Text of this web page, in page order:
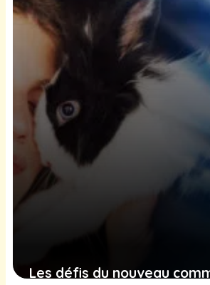
9 février 2025
Les défis du nouveau